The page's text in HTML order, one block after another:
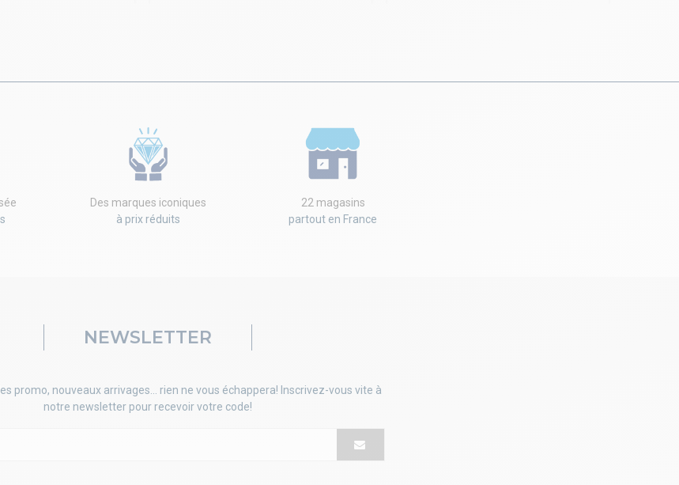
Des marques iconiques
à prix réduits
22 magasins
partout en France
NEWSLETTER
promo, nouveaux arrivages... rien ne vous échappera! Inscrivez-vous vite à
notre newsletter pour recevoir votre code!